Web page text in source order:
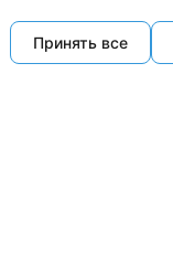
Принять все